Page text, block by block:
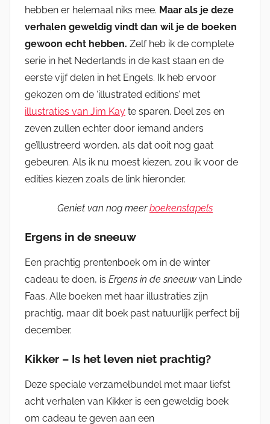
hebben er helemaal niks mee. Maar als je deze
verhalen geweldig vindt dan wil je de boeken
gewoon echt hebben. Zelf heb ik de complete
serie in het Nederlands in de kast staan en de
eerste vijf delen in het Engels. Ik heb ervoor
gekozen om de ‘illustrated editions’ met
illustraties van Jim Kay te sparen. Deel zes en
zeven zullen echter door iemand anders
geïllustreerd worden, als dat ooit nog gaat
gebeuren. Als ik nu moest kiezen, zou ik voor de
edities kiezen zoals de link hieronder.
Geniet van nog meerboekenstapels
Ergens in de sneeuw
Een prachtig prentenboek om in de winter
cadeau te doen, is Ergens in de sneeuw van Linde
Faas. Alle boeken met haar illustraties zijn
prachtig, maar dit boek past natuurlijk perfect bij
december.
Kikker – Is het leven niet prachtig?
Deze speciale verzamelbundel met maar liefst
acht verhalen van Kikker is een geweldig boek
om cadeau te geven aan een